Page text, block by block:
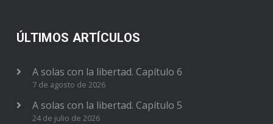
ÚLTIMOS ARTÍCULOS
A solas con la libertad. Capítulo 6
7 de agosto de 2026
A solas con la libertad. Capítulo 5
24 de julio de 2026